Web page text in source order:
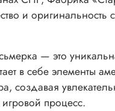
и оригинальность
— это
в себе элементы
создавая
процесс.